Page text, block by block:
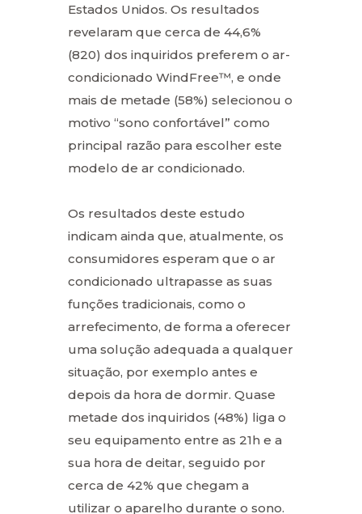
Estados Unidos. Os resultados
revelaram que cerca de 44,6%
(820) dos inquiridos preferem o ar-
condicionado WindFree™, e onde
mais de metade (58%) selecionou o
motivo “sono confortável” como
principal razão para escolher este
modelo de ar condicionado.
Os resultados deste estudo
indicam ainda que, atualmente, os
consumidores esperam que o ar
condicionado ultrapasse as suas
funções tradicionais, como o
arrefecimento, de forma a oferecer
uma solução adequada a qualquer
situação, por exemplo antes e
depois da hora de dormir. Quase
metade dos inquiridos (48%) liga o
seu equipamento entre as 21h e a
sua hora de deitar, seguido por
cerca de 42% que chegam a
utilizar o aparelho durante o sono.